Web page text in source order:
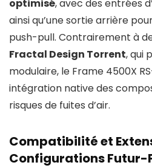
optimisé, avec des entrées
ainsi qu’une sortie arrière
push-pull. Contrairement à
Fractal Design Torrent, qui
modulaire, le Frame 4500X
intégration native des
risques de fuites d’air.
Compatibilité et
Configurations Futur-